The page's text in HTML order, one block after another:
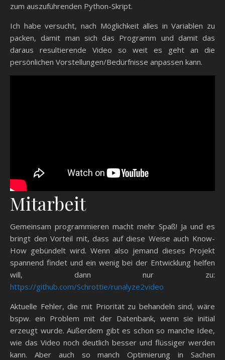
zum auszuführenden Python-Skript.
Ich habe versucht, nach Möglichkeit alles in Variablen zu
packen, damit man sich das Programm und damit das
daraus resultierende Video so weit es geht an die
persönlichen Vorstellungen/Bedürfnisse anpassen kann.
Mitarbeit
Gemeinsam programmieren macht mehr Spaß! Ja und es
bringt den Vorteil mit, dass auf diese Weise auch Know-
How gebündelt wird. Wenn also jemand dieses Projekt
spannend findet und ein wenig bei der Entwicklung helfen
will, dann nur zu:
https://github.com/Schrottie/runalyze2video
Aktuelle Fehler, die mit Priorität zu behandeln sind, wäre
bspw. ein Problem mit der Datenbank, wenn sie initial
erzeugt wurde. Außerdem gibt es schon so manche Idee,
wie das Video noch deutlich besser und flüssiger werden
kann. Aber auch so manch Optimierung in Sachen